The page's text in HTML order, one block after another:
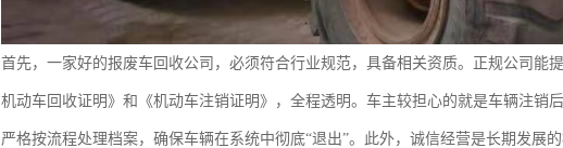
首先，一家好的报废车回收公司，必须符合行业规范，具备相关资质。正规公司能
机动车回收证明》和《机动车注销证明》，全程透明。车主较担心的就是车辆注销
严格按流程处理档案，确保车辆在系统中彻底“退出”。此外，诚信经营是长期发展